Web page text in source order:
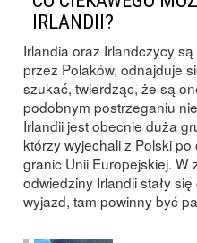
IRLANDII?
Irlandia oraz Irlandczycy
przez Polaków, odnajduje
szukać, twierdząc, że są
podobnym postrzeganiu
Irlandii jest obecnie duża
którzy wyjechali z Polski
granic Unii Europejskiej. W
odwiedziny Irlandii stały
wyjazd, tam powinny być